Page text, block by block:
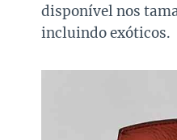
disponível nos
incluindo exóticos.